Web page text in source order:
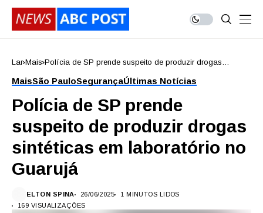
Lar Mais Polícia de SP prende suspeito de produzir drogas
MaisSão PauloSegurançaÚltimas Notícias
Polícia de SP prende
suspeito de produzir drogas
sintéticas em laboratório no
Guarujá
ELTON SPINA 26/06/2025
1 MINUTOS LIDOS
169 VISUALIZAÇÕES